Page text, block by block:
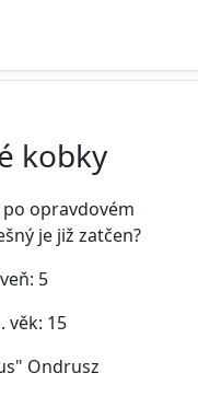
kobky
opravdovém
je již zatčen?
5
věk: 15
Ondrusz